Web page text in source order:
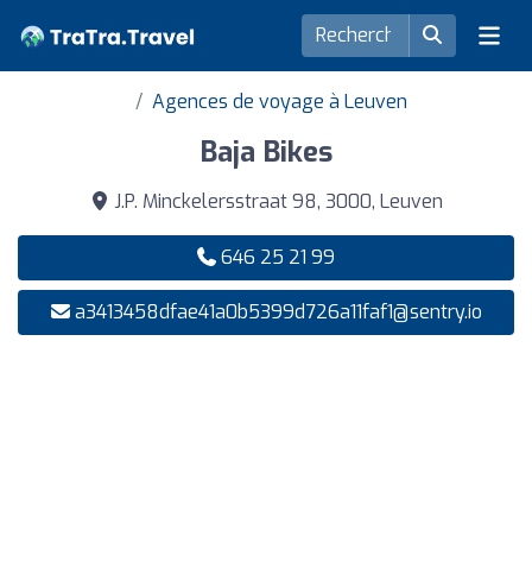
Agences de voyage à Leuven
Baja Bikes
J.P. Minckelersstraat 98, 3000, Leuven
646 25 21 99
a3413458dfae41a0b5399d726a11faf1@sentry.io